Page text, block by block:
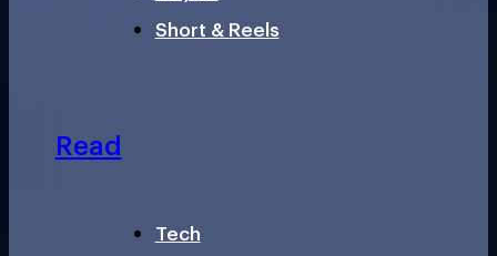
Short & Reels
Read
Tech